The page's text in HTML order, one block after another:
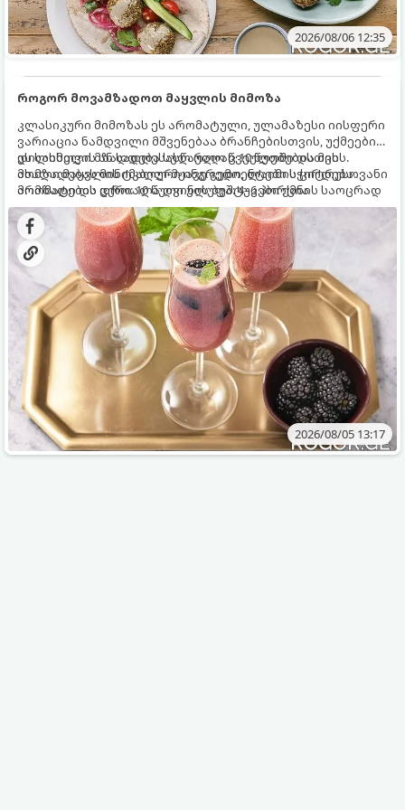
2026/08/06 12:35
როგორ მოვამზადოთ მაყვლის მიმოზა
კლასიკური მიმოზას ეს არომატული, ულამაზესი იისფერი
ვარიაცია ნამდვილი მშვენებაა ბრანჩებისთვის, უქმეების
დილისთვის ან სადღესასწაულო წვეულებებისთვის.
ახალი მაყვლის ტკბილ-მჟავე გემო, ლაიმის ციტრუსოვანი
არომატი და ცქრიალა ღვინის ბუშტუკები ქმნის საოცრად
დახვეწილ და მაგრილებელ კოქტეილს.
ეს სასმელი მზადდება სულ რაღაც 10 წუთში და მის
მომზადებას მინიმალური ინგრედიენტები სჭირდება.
მომზადების დრო: 10 წუთი ულუფა: 4–6 პორცია
2026/08/05 13:17